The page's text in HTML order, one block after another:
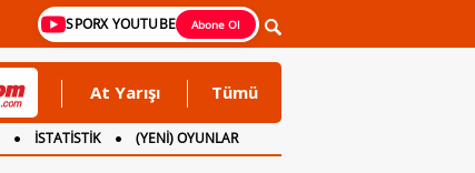
SPORX YOUTUBE Abone Ol
At Yarışı Tümü
İSTATİSTİK
(YENİ) OYUNLAR